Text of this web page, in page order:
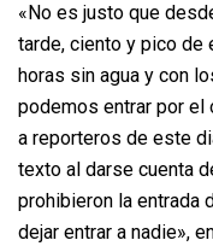
«No es justo que
tarde, ciento y pico
horas sin agua y con
podemos entrar por el
a reporteros de este
texto al darse cuenta
prohibieron la entrada
dejar entrar a nadie»,